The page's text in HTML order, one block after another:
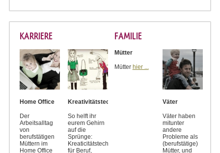
KARRIERE
Home Office
Der
Arbeitsalltag
von
berufstätigen
Müttern im
Home Office
Kreativitätstechniken
So helft ihr
eurem Gehirn
auf die
Sprünge:
Kreaticitätstechniken
für Beruf,
FAMILIE
Mütter
Mütter hier ...
Väter
Väter haben
mitunter
andere
Probleme als
(berufstätige)
Mütter, und